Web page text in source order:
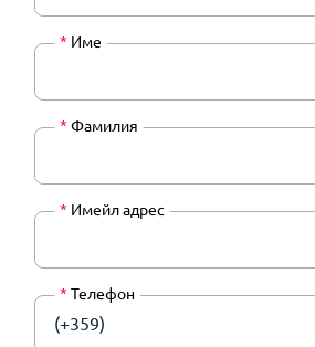
* Име
* Фамилия
* Имейл адрес
* Телефон
(+359)